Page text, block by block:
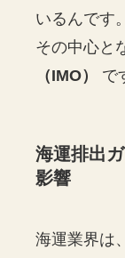
いるんです。
その中心と
（IMO）
で
海運排出
影響
海運業界は